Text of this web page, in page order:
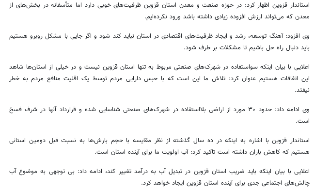
استاندار قزوین اظهار کرد: در حوزه صنعت و معدن استان قزوین ظرفیت‌های خوبی دارد اما متأسفانه در بخش‌های از
معدن که می‌تواند ارزش افزوده زیادی داشته باشد ورود نکرده‌ایم.
وی افزود: آهنگ توسعه، رشد و ایجاد ظرفیت‌های اقتصادی در استان نباید کند شود و اگر جایی با مشکل روبرو هستیم
باید دنبال راه حل باشیم تا مشکلات بر طرف شود.
اعلایی با بیان اینکهسواستفاده در شهرک‌های صنعتی مربوط به تنها استان قزوین نیست و در خیلی از استان‌ها شاهد
این اتفاقات هستیم عنوان کرد: تلاش ما این است که با حبس دارایی مردم توسط یک اقلیت منافع مردم به خطر
نیفتد.
وی ادامه داد: حدود ۳۰ مورد از اراضی بلااستفاده در شهرک‌های صنعتی شناسایی شده و قرارداد آنها در شرف فسخ
است.
استاندار قزوین با اشاره به اینکه در ده سال گذشته از نظر مقایسه با حجم بارش‌ها به نسبت قبل دومین استانی
هستیم که کاهش باران داشته است تاکید کرد: آب اولویت ما برای آینده استان است.
اعلایی با بیان اینکه باید ضریب استان قزوین در تبدیل آب به درآمد تغییر کند، ادامه داد: بی توجهی به موضوع آب
چالش‌های اجتماعی جدی برای آینده استان قزوین ایجاد خواهد کرد.